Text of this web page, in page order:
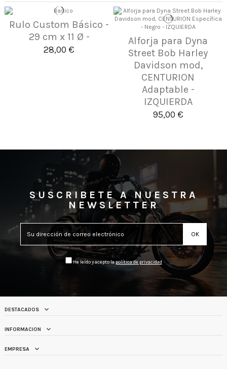
Rulo Custom Básico -
29 cm x 11 Ø -
28,00 €
Alforja para Dyna
Street Bob Harley
Davidson mod,
CENTURION
Adaptable -
IZQUIERDA
95,00 €
SUSCRIBETE A NUESTRA
NEWSLETTER
He leído y acepto lapolítica de privacidad
DESTACADOS
INFORMACION
EMPRESA